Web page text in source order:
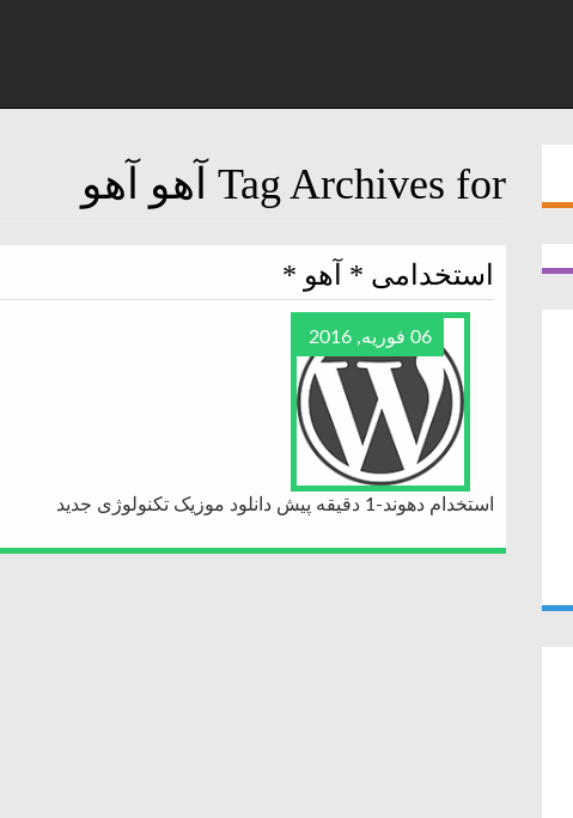
Tag Archives for آهو آهو
استخدامی * آهو *
06 فوریه, 2016
استخدام دهوند-1 دقیقه پیش دانلود موزیک تکنولوژی جدید